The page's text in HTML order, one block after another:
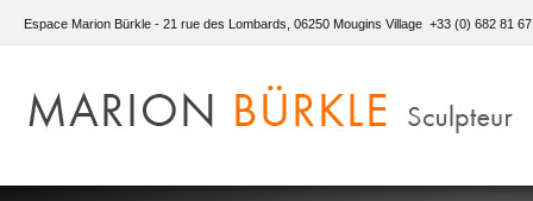
Espace Marion Bürkle - 21 rue des Lombards, 06250 Mougins Village +33 (0) 682 81